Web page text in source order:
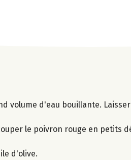
volume d'eau bouillante.
le poivron rouge en petits
d'olive.